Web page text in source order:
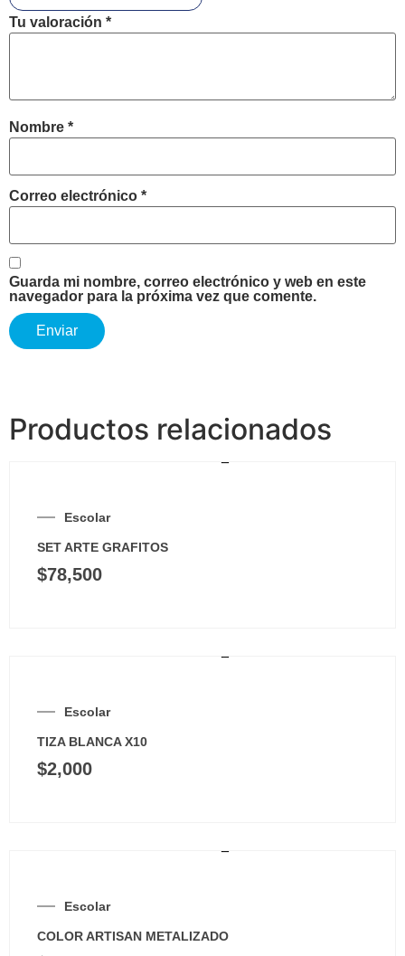
Tu valoración *
Nombre *
Correo electrónico *
Guarda mi nombre, correo electrónico y web en este
navegador para la próxima vez que comente.
Productos relacionados
Escolar
SET ARTE GRAFITOS
$78,500
Escolar
TIZA BLANCA X10
$2,000
Escolar
COLOR ARTISAN METALIZADO